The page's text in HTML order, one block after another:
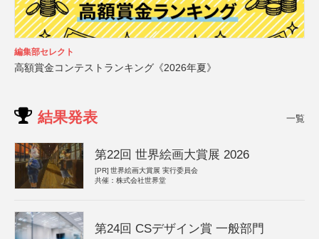
編集部セレクト
高額賞金コンテストランキング《2026年夏》
結果発表 一覧
第22回 世界絵画大賞展 2026
[PR] 世界絵画大賞展 実行委員会
共催：株式会社世界堂
第24回 CSデザイン賞 一般部門